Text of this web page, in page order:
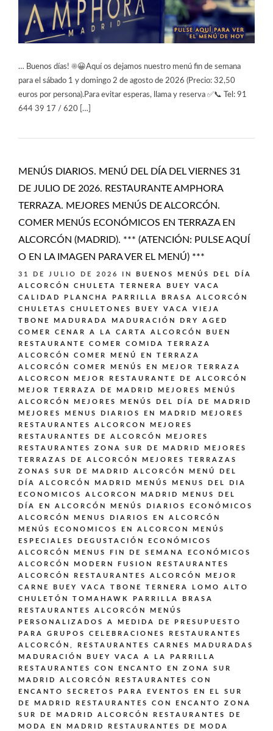
… Buenos días! ☀️😀Aquí os dejamos nuestro menú fin de semana
para el sábado 1 y domingo 2 de agosto de 2026 (Precio: 32,50
euros por persona).Para evitar esperas, llama y reserva ✅📞 Tel: 91
644 39 17 / 620 […]
MENÚS DIARIOS. MENÚ DEL DÍA DEL VIERNES 31
DE JULIO DE 2026. RESTAURANTE AMPHORA
TERRAZA. MEJORES MENÚS DE ALCORCÓN.
COMER MENÚS ECONÓMICOS EN TERRAZA EN
ALCORCÓN (MADRID). *** (ATENCIÓN: PULSE AQUÍ
O EN LA IMAGEN PARA VER EL MENÚ) ***
31 DE JULIO DE 2026 IN
BUENOS MENÚS DEL DÍA
ALCORCÓN
CHULETA TERNERA BUEY VACA
CALIDAD PLANCHA PARRILLA BRASA ALCORCÓN
CHULETAS CHULETONES BUEY VACA VIEJA
TBONE MADURADA MADURACIÓN DRY AGED
COMER CENAR A LA CARTA ALCORCÓN BUEN
RESTAURANTE
COMER COMIDA TERRAZA
ALCORCÓN
COMER MENÚ EN TERRAZA
ALCORCÓN
COMER MENÚS EN MEJOR TERRAZA
ALCORCON
MEJOR RESTAURANTE DE ALCORCÓN
MEJOR TERRAZA DE MADRID
MEJORES MENÚS
ALCORCÓN
MEJORES MENÚS DEL DÍA DE MADRID
MEJORES MENUS DIARIOS EN MADRID
MEJORES
RESTAURANTES ALCORCON
MEJORES
RESTAURANTES DE ALCORCÓN
MEJORES
RESTAURANTES ZONA SUR DE MADRID
MEJORES
TERRAZAS DE ALCORCÓN
MEJORES TERRAZAS
ZONAS SUR DE MADRID ALCORCÓN
MENÚ DEL
DÍA ALCORCÓN MADRID
MENÚS
MENUS DEL DIA
ECONOMICOS ALCORCON MADRID
MENUS DEL
DÍA EN ALCORCÓN
MENÚS DIARIOS ECONÓMICOS
ALCORCÓN
MENUS DIARIOS EN ALCORCÓN
MENÚS ECONOMICOS EN ALCORCON
MENÚS
ESPECIALES DEGUSTACIÓN ECONÓMICOS
ALCORCÓN
MENUS FIN DE SEMANA ECONÓMICOS
ALCORCÓN
MODERN FUSION
RESTAURANTES
ALCORCÓN
RESTAURANTES ALCORCÓN MEJOR
CARNE BUEY VACA TBONE TERNERA LOMO ALTO
CHULETÓN TOMAHAWK PARRILLA BRASA
RESTAURANTES ALCORCÓN MENÚS
PERSONALIZADOS A MEDIDA DE PRESUPUESTO
PARA GRUPOS CELEBRACIONES
RESTAURANTES
ALCORCÓN,
RESTAURANTES CARNES MADURADAS
MADURACIÓN BUEY VACA A LA PARRILLA
RESTAURANTES CON ENCANTO EN ZONA SUR
MADRID ALCORCÓN
RESTAURANTES CON
ENCANTO SECRETOS PARA EVENTOS EN EL SUR
DE MADRID
RESTAURANTES CON ENCANTO ZONA
SUR DE MADRID ALCORCÓN
RESTAURANTES DE
MODA EN MADRID
RESTAURANTES DE MODA